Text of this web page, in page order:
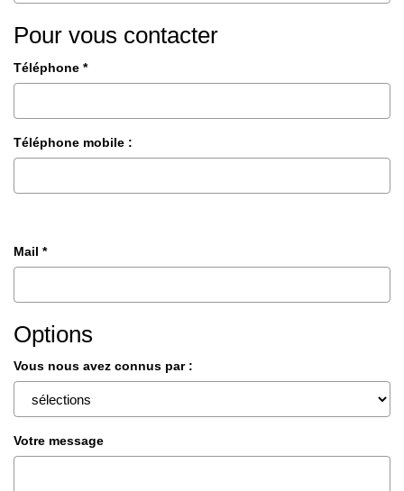
Pour vous contacter
Téléphone *
Téléphone mobile :
Mail *
Options
Vous nous avez connus par :
Votre message